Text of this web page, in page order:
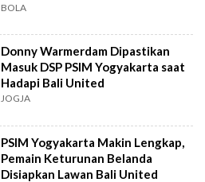
BOLA
Donny Warmerdam Dipastikan
Masuk DSP PSIM Yogyakarta saat
Hadapi Bali United
JOGJA
PSIM Yogyakarta Makin Lengkap,
Pemain Keturunan Belanda
Disiapkan Lawan Bali United